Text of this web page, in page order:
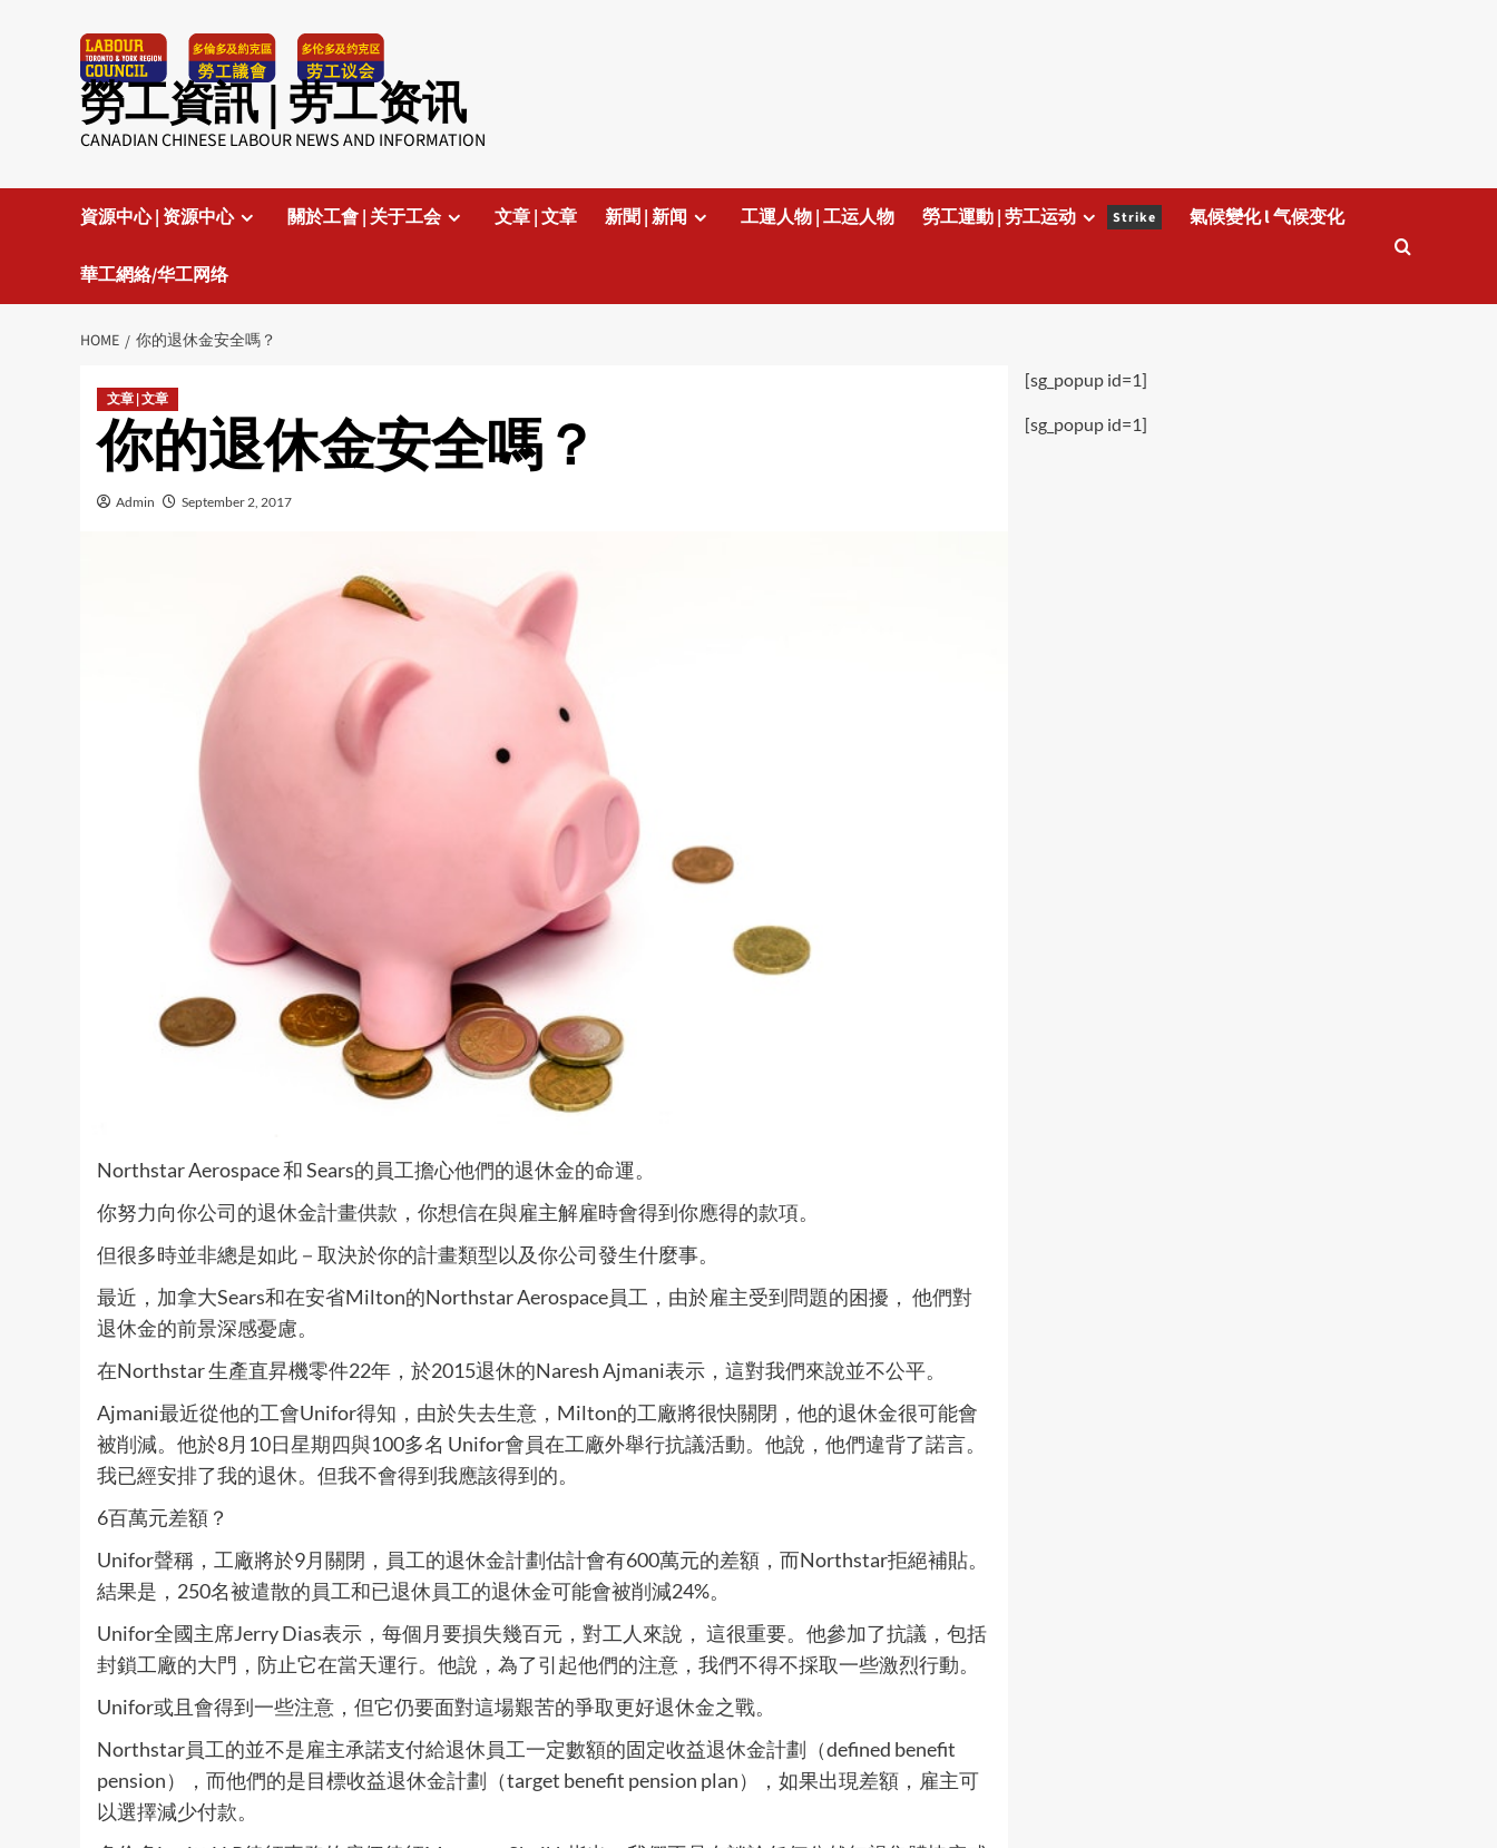
勞工資訊 | 劳工资讯
CANADIAN CHINESE LABOUR NEWS AND INFORMATION
資源中心 | 资源中心 關於工會 | 关于工会 文章 | 文章 新聞 | 新闻 工運人物 | 工运人物 勞工運動 | 劳工运动 Strike 氣候變化 l 气候变化
華工網絡/华工网络
HOME 你的退休金安全嗎？
文章 | 文章
你的退休金安全嗎？
Admin September 2, 2017
Northstar Aerospace 和 Sears的員工擔心他們的退休金的命運。
你努力向你公司的退休金計畫供款，你想信在與雇主解雇時會得到你應得的款項。
但很多時並非總是如此－取決於你的計畫類型以及你公司發生什麼事。
最近，加拿大Sears和在安省Milton的Northstar Aerospace員工，由於雇主受到問題的困擾， 他們對
退休金的前景深感憂慮。
在Northstar 生產直昇機零件22年，於2015退休的Naresh Ajmani表示，這對我們來說並不公平。
Ajmani最近從他的工會Unifor得知，由於失去生意，Milton的工廠將很快關閉，他的退休金很可能會
被削減。他於8月10日星期四與100多名 Unifor會員在工廠外舉行抗議活動。他說，他們違背了諾言。
我已經安排了我的退休。但我不會得到我應該得到的。
6百萬元差額？
Unifor聲稱，工廠將於9月關閉，員工的退休金計劃估計會有600萬元的差額，而Northstar拒絕補貼。
結果是，250名被遣散的員工和已退休員工的退休金可能會被削減24%。
Unifor全國主席Jerry Dias表示，每個月要損失幾百元，對工人來說， 這很重要。他參加了抗議，包括
封鎖工廠的大門，防止它在當天運行。他說，為了引起他們的注意，我們不得不採取一些激烈行動。
Unifor或且會得到一些注意，但它仍要面對這場艱苦的爭取更好退休金之戰。
Northstar員工的並不是雇主承諾支付給退休員工一定數額的固定收益退休金計劃（defined benefit
pension），而他們的是目標收益退休金計劃（target benefit pension plan），如果出現差額，雇主可
以選擇減少付款。
[sg_popup id=1]
[sg_popup id=1]